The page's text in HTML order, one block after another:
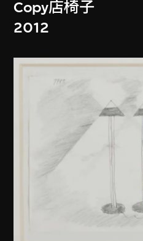
Copy店椅子
2012